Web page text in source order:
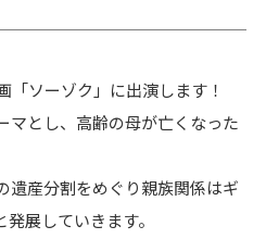
「ソーゾク」に出演します！
マとし、高齢の母が亡くなった
遺産分割をめぐり親族関係はギ
展していきます。